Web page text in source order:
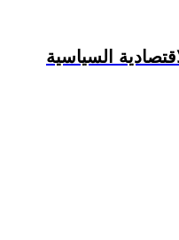
السياسية